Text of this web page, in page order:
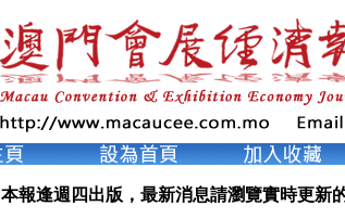
本報逢週四出版，最新消息請瀏覽實時更新